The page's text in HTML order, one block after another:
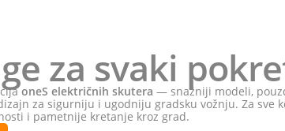
za svaki
oneS električnih skutera — snažniji modeli,
za sigurniju i ugodniju gradsku vožnju. Za sve
i pametnije kretanje kroz grad.